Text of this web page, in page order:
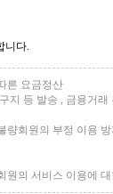
니다.
른 요금정산
지 등 발송 , 금융거래
회원의 부정 이용
원의 서비스 이용에 대